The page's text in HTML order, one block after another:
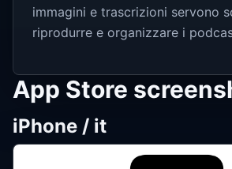
immagini e trascrizioni servono
riprodurre e organizzare i
App Store
iPhone / it